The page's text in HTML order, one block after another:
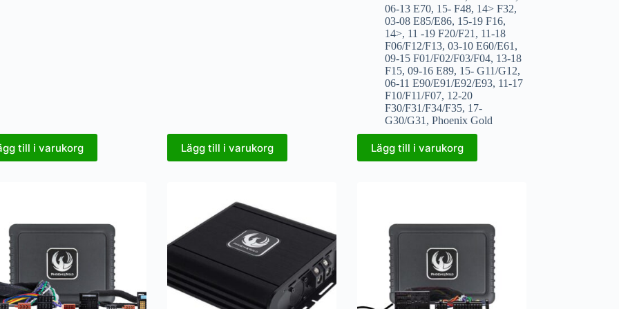
till i varukorg Lägg till i varukorg
06-13 E70, 15- F48, 14> F32,
03-08 E85/E86, 15-19 F16,
14>, 11 -19 F20/F21 , 11-18
F06/F12/F13, 03-10 E60/E61 ,
09-15 F01/F02/F03/F04, 13-18
F15, 09-16 E89, 15- G11/G12,
06-11 E90/E91/E92/E93, 11-17
F10/F11/F07, 12-20
F30/F31/F34/F35, 17-
G30/G31 , Phoenix Gold
Lägg till i varukorg